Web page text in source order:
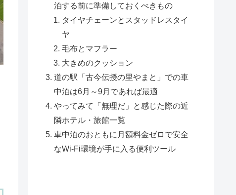
泊する前に準備しておくべきもの
タイヤチェーンとスタッドレスタイ
ヤ
毛布とマフラー
大きめのクッション
道の駅「古今伝授の里やまと」での車
中泊は6月～9月であれば最適
やってみて「無理だ」と感じた際の近
隣ホテル・旅館一覧
車中泊のおともに月額料金ゼロで安全
なWi-Fi環境が手に入る便利ツール